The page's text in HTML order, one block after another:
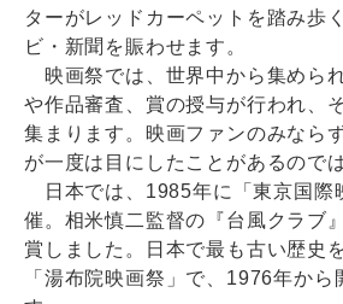
ターがレッドカーペットを踏み歩
ビ・新聞を賑わせます。
映画祭では、世界中から集めら
や作品審査、賞の授与が行われ、
集まります。映画ファンのみなら
が一度は目にしたことがあるので
日本では、1985年に「東京国際
催。相米慎二監督の『台風クラブ
賞しました。日本で最も古い歴史
「湯布院映画祭」で、1976年から